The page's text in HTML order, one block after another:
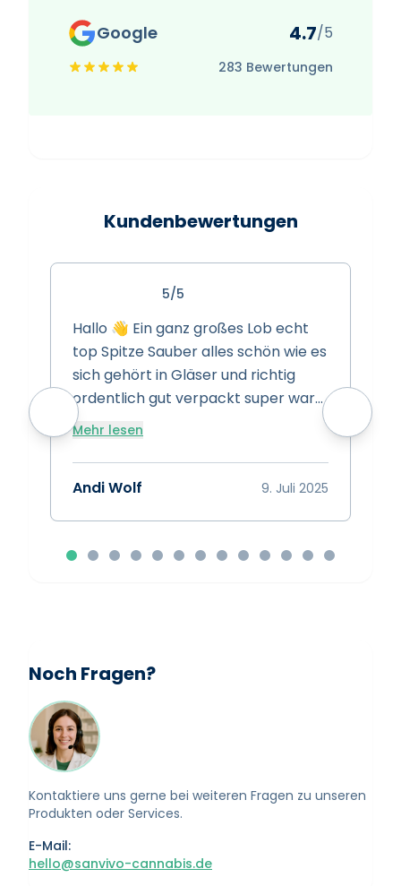
Google 4.7/5
283 Bewertungen
Kundenbewertungen
5/5
Hallo 👋 Ein ganz großes Lob echt
top Spitze Sauber alles schön wie es
sich gehört in Gläser und richtig
ordentlich gut verpackt super ware
super Preise super Leistung Spitze
Bewertung 15/10 👍👍👍
Mehr lesen
Andi Wolf 9. Juli 2025
Noch Fragen?
Kontaktiere uns gerne bei weiteren Fragen zu unseren
Produkten oder Services.
E-Mail:
hello@sanvivo-cannabis.de